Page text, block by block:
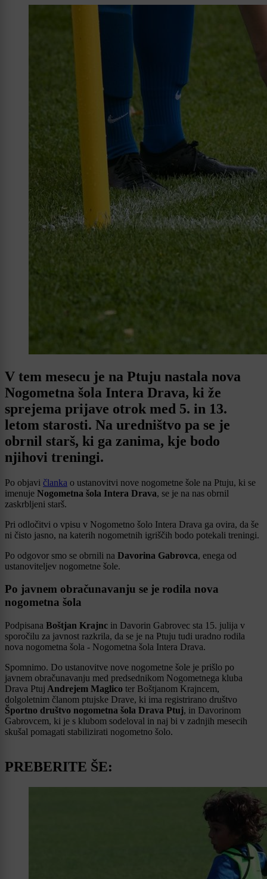
V tem mesecu je na Ptuju nastala nova
Nogometna šola Intera Drava, ki že
sprejema prijave otrok med 5. in 13.
letom starosti. Na uredništvo pa se je
obrnil starš, ki ga zanima, kje bodo
njihovi treningi.
Po objavi članka o ustanovitvi nove nogometne šole na Ptuju, ki se
imenuje Nogometna šola Intera Drava, se je na nas obrnil
zaskrbljeni starš.
Pri odločitvi o vpisu v Nogometno šolo Intera Drava ga ovira, da še
ni čisto jasno, na katerih nogometnih igriščih bodo potekali treningi.
Po odgovor smo se obrnili na Davorina Gabrovca, enega od
ustanoviteljev nogometne šole.
Po javnem obračunavanju se je rodila nova
nogometna šola
Podpisana Boštjan Krajnc in Davorin Gabrovec sta 15. julija v
sporočilu za javnost razkrila, da se je na Ptuju tudi uradno rodila
nova nogometna šola - Nogometna šola Intera Drava.
Spomnimo. Do ustanovitve nove nogometne šole je prišlo po
javnem obračunavanju med predsednikom Nogometnega kluba
Drava Ptuj Andrejem Maglico ter Boštjanom Krajncem,
dolgoletnim članom ptujske Drave, ki ima registrirano društvo
Športno društvo nogometna šola Drava Ptuj, in Davorinom
Gabrovcem, ki je s klubom sodeloval in naj bi v zadnjih mesecih
skušal pomagati stabilizirati nogometno šolo.
PREBERITE ŠE: